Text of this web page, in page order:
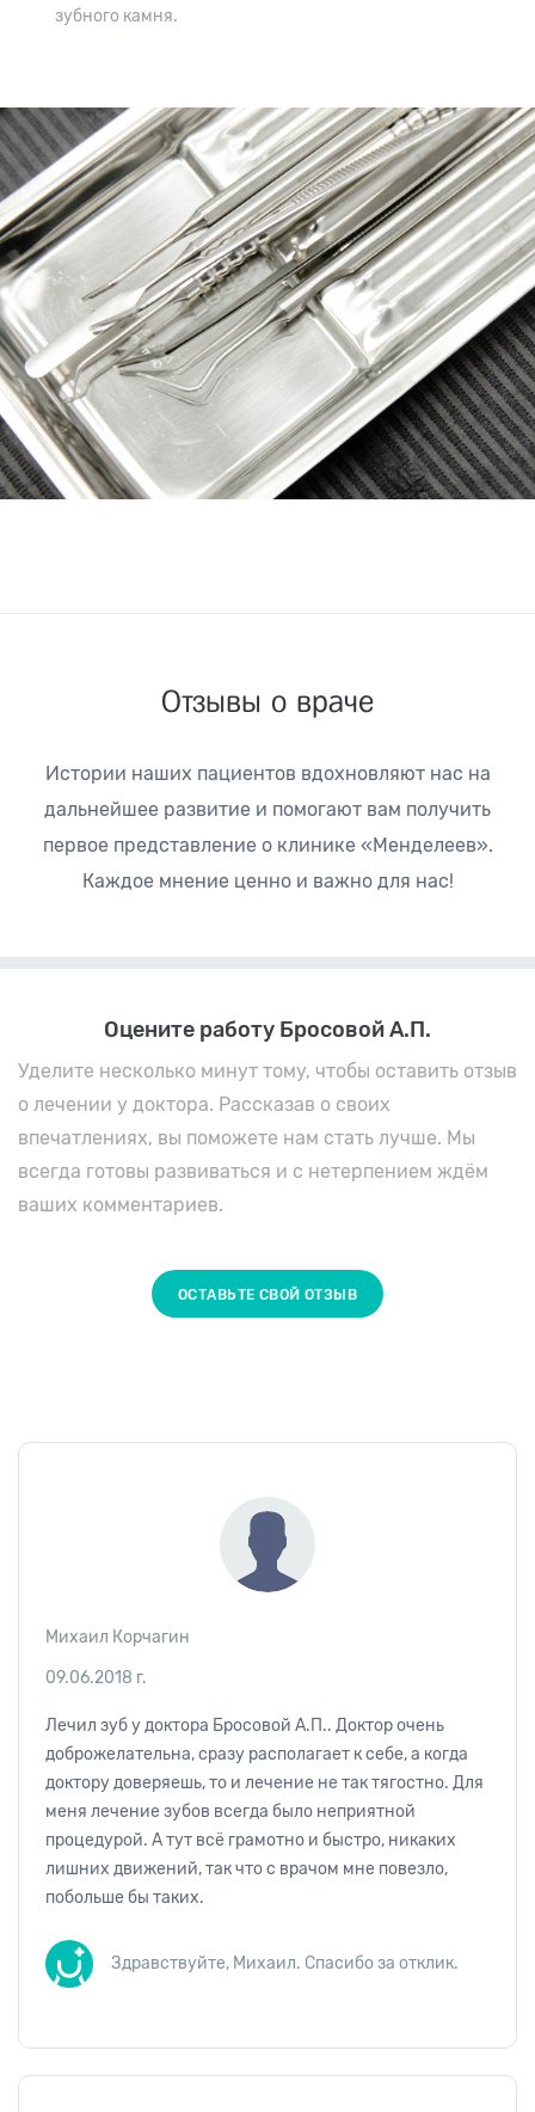
зубного камня.
Отзывы о враче
Истории наших пациентов вдохновляют нас на
дальнейшее развитие и помогают вам получить
первое представление о клинике «Менделеев».
Каждое мнение ценно и важно для нас!
Оцените работу Бросовой А.П.
Уделите несколько минут тому, чтобы оставить отзыв
о лечении у доктора. Рассказав о своих
впечатлениях, вы поможете нам стать лучше. Мы
всегда готовы развиваться и с нетерпением ждём
ваших комментариев.
ОСТАВЬТЕ СВОЙ ОТЗЫВ
Михаил Корчагин
09.06.2018 г.
Лечил зуб у доктора Бросовой А.П.. Доктор очень
доброжелательна, сразу располагает к себе, а когда
доктору доверяешь, то и лечение не так тягостно. Для
меня лечение зубов всегда было неприятной
процедурой. А тут всё грамотно и быстро, никаких
лишних движений, так что с врачом мне повезло,
побольше бы таких.
Здравствуйте, Михаил. Спасибо за отклик.